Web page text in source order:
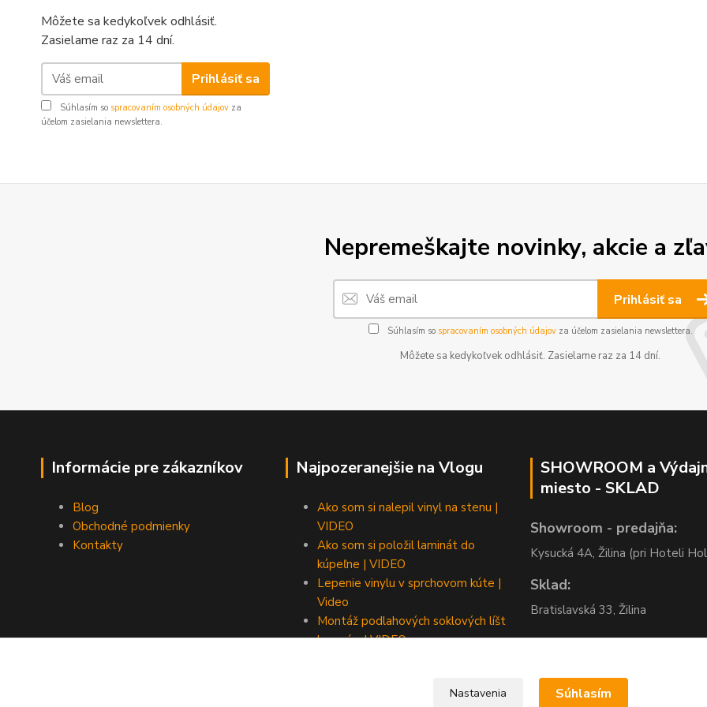
Môžete sa kedykoľvek odhlásiť.
Zasielame raz za 14 dní.
Prihlásiť sa
Súhlasím so spracovaním osobných údajov za
účelom zasielania newslettera.
Nepremeškajte novinky, akcie a
Prihlásiť sa
Súhlasím so spracovaním osobných údajovza účelom zasielania newslettera.
Môžete sa kedykoľvek odhlásiť. Zasielame raz za 14 dní.
Informácie pre zákazníkov
Blog
Obchodné podmienky
Kontakty
Najpozeranejšie na Vlogu
Ako som si nalepil vinyl na stenu |
VIDEO
Ako som si položil laminát do
kúpeľne | VIDEO
Lepenie vinylu v sprchovom kúte |
Video
Montáž podlahových soklových líšt
lepením | VIDEO
SHOWROOM a
miesto - SKLAD
Showroom - predajňa:
Kysucká 4A, Žilina (pri Hoteli
Sklad:
Bratislavská 33, Žilina
Nastavenia Súhlasím